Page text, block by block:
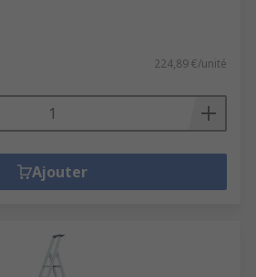
224,89 €/unité
Ajouter